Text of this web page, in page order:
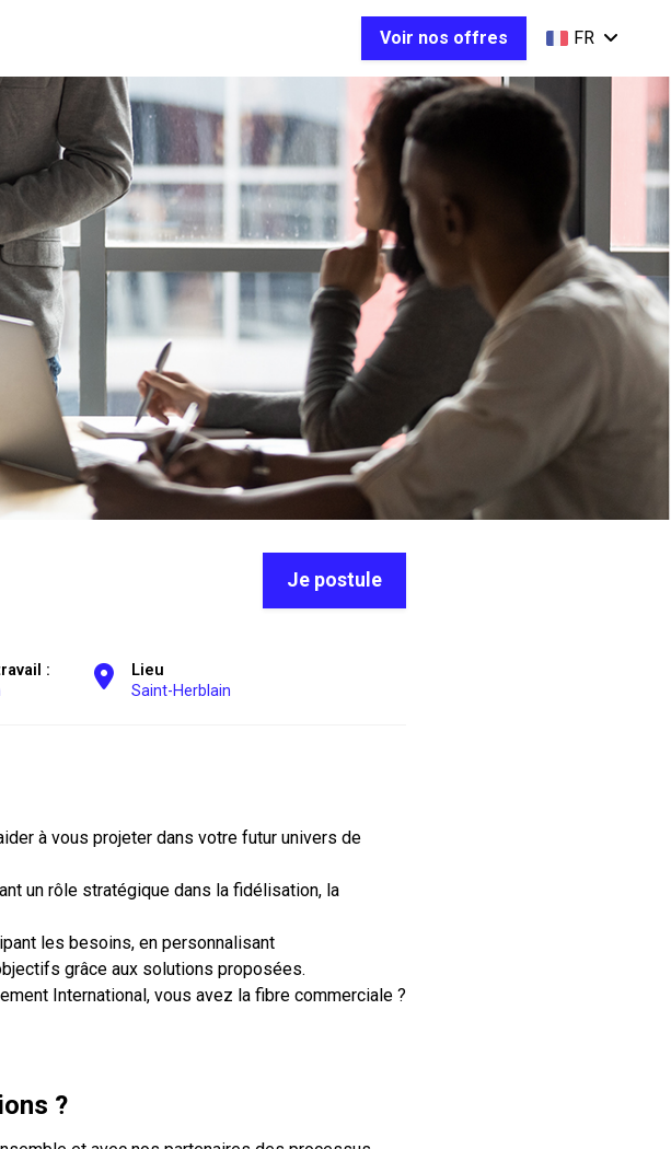
Voir nos offres FR
Je postule
:
Lieu
Saint-Herblain
à vous projeter dans votre futur univers de
un rôle stratégique dans la fidélisation, la
les besoins, en personnalisant
grâce aux solutions proposées.
International, vous avez la fibre commerciale ?
?